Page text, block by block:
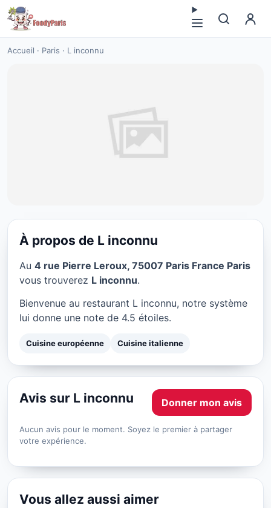
Accueil · Paris · L inconnu
L inconnu à Paris
À propos de L inconnu
Au 4 rue Pierre Leroux, 75007 Paris France Paris
vous trouverez L inconnu.
Bienvenue au restaurant L inconnu, notre système
lui donne une note de 4.5 étoiles.
Cuisine européenne Cuisine italienne
Avis sur L inconnu Donner mon avis
Aucun avis pour le moment. Soyez le premier à partager
votre expérience.
Vous allez aussi aimer